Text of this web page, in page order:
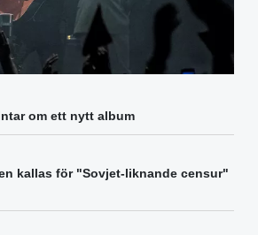
om ett nytt album
kallas för "Sovjet-liknande censur"